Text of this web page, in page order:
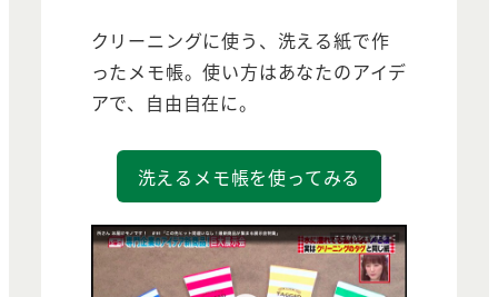
クリーニングに使う、洗える紙で作
ったメモ帳。使い方はあなたのアイデ
アで、自由自在に。
洗えるメモ帳を使ってみる